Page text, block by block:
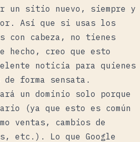
un sitio nuevo, siempre y
Así que si usas los
con cabeza, no tienes
hecho, creo que esto
noticia para quienes
de forma sensata.
un dominio solo porque
(ya que esto es común
ventas, cambios de
etc.). Lo que Google